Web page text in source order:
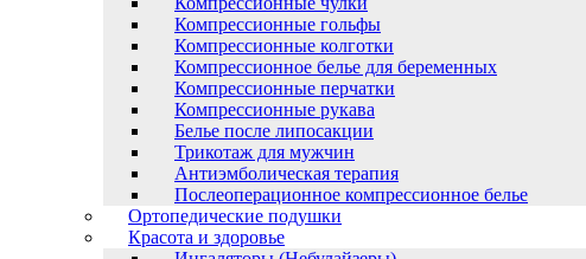
Компрессионные гольфы
Компрессионные колготки
Компрессионное белье для беременных
Компрессионные перчатки
Компрессионные рукава
Белье после липосакции
Трикотаж для мужчин
Антиэмболическая терапия
Послеоперационное компрессионное белье
Ортопедические подушки
Красота и здоровье